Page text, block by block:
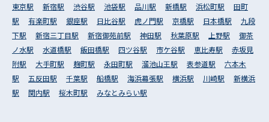
東京駅 新宿駅 渋谷駅 池袋駅 品川駅 新橋駅 浜松町駅
田町
駅
有楽町駅 銀座駅 日比谷駅 虎ノ門駅 京橋駅 日本橋駅
九段
下駅
新宿三丁目駅 新宿御苑前駅 神田駅 秋葉原駅 上野駅
御茶
ノ水駅
水道橋駅 飯田橋駅 四ツ谷駅 市ケ谷駅 恵比寿駅
赤坂見
附駅
大手町駅 麹町駅 永田町駅 溜池山王駅 表参道駅
六本木
駅
五反田駅 千葉駅 船橋駅 海浜幕張駅 横浜駅 川崎駅
新横浜
駅
関内駅 桜木町駅 みなとみらい駅